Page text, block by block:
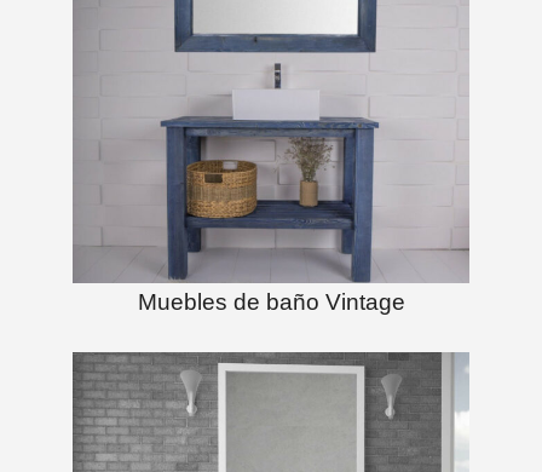
Muebles de baño Vintage